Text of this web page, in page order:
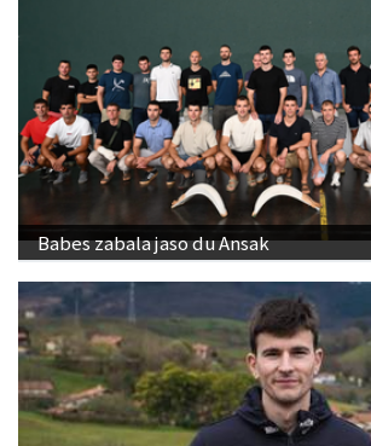
Babes zabala jaso du Ansak